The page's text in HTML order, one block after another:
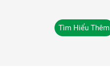
Tìm Hiểu Thêm